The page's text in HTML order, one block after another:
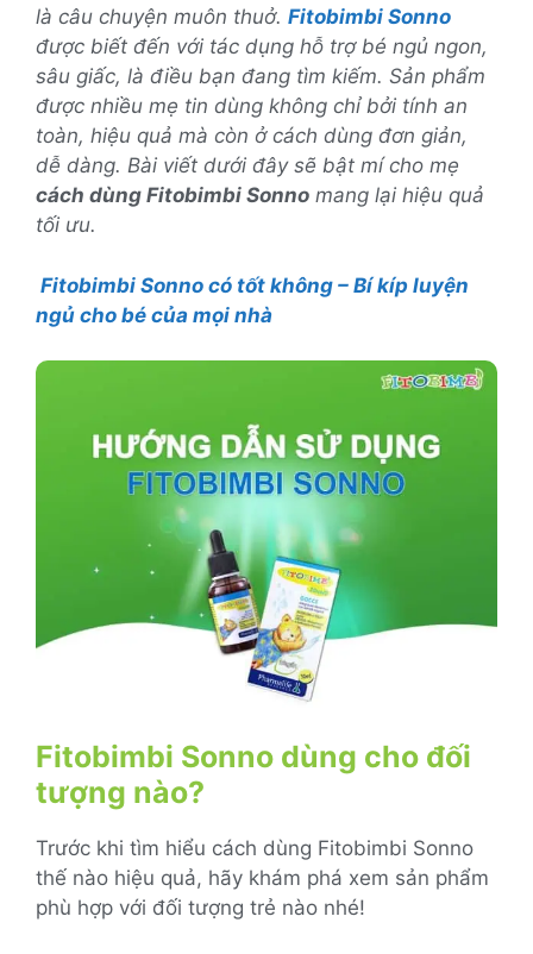
là câu chuyện muôn thuở. Fitobimbi Sonno
được biết đến với tác dụng hỗ trợ bé ngủ ngon,
sâu giấc, là điều bạn đang tìm kiếm. Sản phẩm
được nhiều mẹ tin dùng không chỉ bởi tính an
toàn, hiệu quả mà còn ở cách dùng đơn giản,
dễ dàng. Bài viết dưới đây sẽ bật mí cho mẹ
cách dùng Fitobimbi Sonno mang lại hiệu quả
tối ưu.
Fitobimbi Sonno có tốt không – Bí kíp luyện
ngủ cho bé của mọi nhà
Fitobimbi Sonno dùng cho đối
tượng nào?
Trước khi tìm hiểu cách dùng Fitobimbi Sonno
thế nào hiệu quả, hãy khám phá xem sản phẩm
phù hợp với đối tượng trẻ nào nhé!